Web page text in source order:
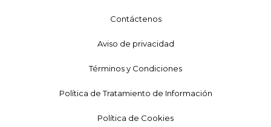
Contáctenos
Aviso de privacidad
Términos y Condiciones
Política de Tratamiento de Información
Política de Cookies